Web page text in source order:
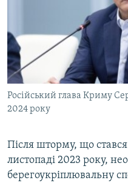
ВІДЕОУРОКИ «ELIFBE»
СВІДЧЕННЯ ОКУПАЦІЇ
УКРАЇНСЬКА ПРОБЛЕМА КРИМУ
ІНФОГРАФІКА
Qırımtatar
ДОЛУЧАЙСЯ!
Російський глава Криму
2024 року
Після шторму, що
листопаді 2023 року,
берегоукріплювальну